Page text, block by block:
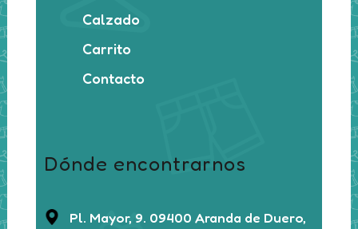
Calzado
Carrito
Contacto
Dónde encontrarnos
Pl. Mayor, 9. 09400 Aranda de Duero,